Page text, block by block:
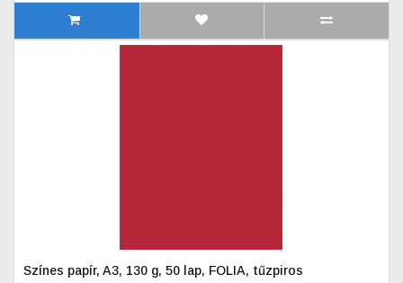
Színes papír, A3, 130 g, 50 lap, FOLIA, tűzpiros